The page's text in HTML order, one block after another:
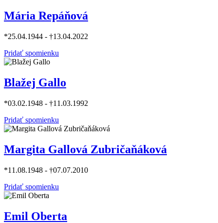
Mária Repáňová
*25.04.1944 - †13.04.2022
Pridať spomienku
Blažej Gallo
*03.02.1948 - †11.03.1992
Pridať spomienku
Margita Gallová Zubričaňáková
*11.08.1948 - †07.07.2010
Pridať spomienku
Emil Oberta